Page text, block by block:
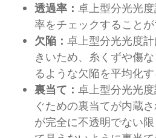
透過率： 卓上型分光光
率をチェックすることが
欠陥： 卓上型分光光度
きいため、糸くずや傷
るような欠陥を平均化す
裏当て： 卓上型分光光
ぐための裏当てが内蔵
が完全に不透明でない